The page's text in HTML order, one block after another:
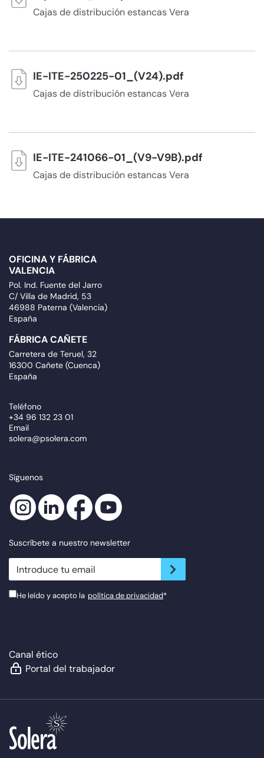
Cajas de distribución estancas Vera
IE-ITE-250225-01_(V24).pdf
Cajas de distribución estancas Vera
IE-ITE-241066-01_(V9-V9B).pdf
Cajas de distribución estancas Vera
OFICINA Y FÁBRICA
VALENCIA
Pol. Ind. Fuente del Jarro
C/ Villa de Madrid, 53
46988 Paterna (Valencia)
España
FÁBRICA CAÑETE
Carretera de Teruel, 32
16300 Cañete (Cuenca)
España
Teléfono
+34 96 132 23 01
Email
solera@psolera.com
Síguenos
Suscríbete a nuestro newsletter
newsletter.suscribe
He leído y acepto la política de privacidad*
Canal ético
Portal del trabajador